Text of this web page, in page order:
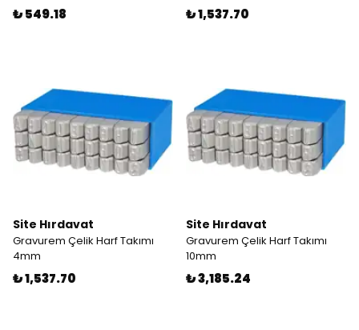
₺ 549.18 ₺ 1,537.70
Site Hırdavat
Gravurem Çelik Harf Takımı
4mm
₺ 1,537.70
Site Hırdavat
Gravurem Çelik Harf Takımı
10mm
₺ 3,185.24